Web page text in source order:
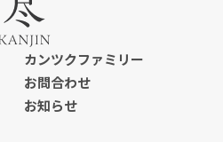
カンツクファミリー
カンツクファミリー
お問合わせ
お問合わせ
お知らせ